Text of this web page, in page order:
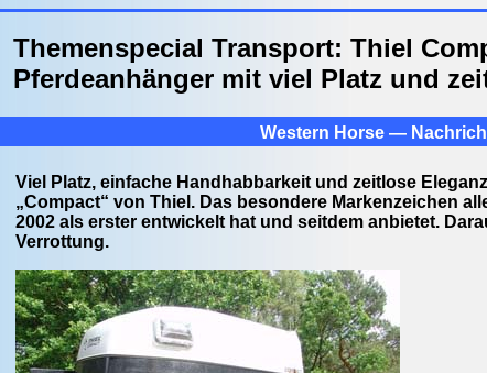
Themenspecial Transport: Thiel
Pferdeanhänger mit viel Platz und
Western Horse —
Viel Platz, einfache Handhabbarkeit und zeitlose
„Compact“ von Thiel. Das besondere Markenzeichen
2002 als erster entwickelt hat und seitdem anbietet.
Verrottung.